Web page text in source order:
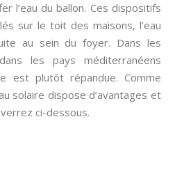
l’eau du ballon. Ces dispositifs
sur le toit des maisons, l’eau
au sein du foyer. Dans les
les pays méditerranéens
est plutôt répandue. Comme
solaire dispose d’avantages et
ci-dessous.